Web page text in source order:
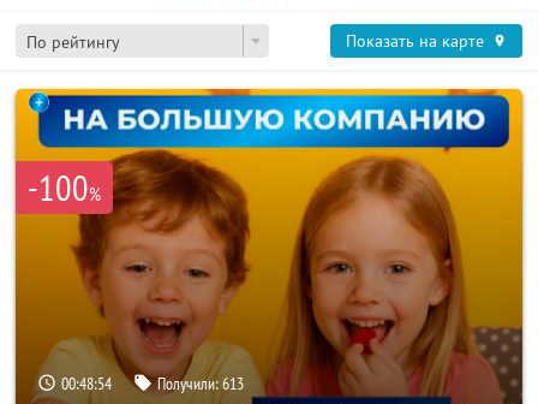
По рейтингу Показать на карте
-100%
00:48:54 Получили:613